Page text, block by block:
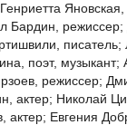
Бардин,
поэт, музыкант;
режиссер;
Николай
Евгения